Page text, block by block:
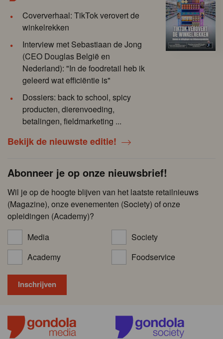
Coververhaal: TikTok verovert de
winkelrekken
Interview met Sebastiaan de Jong
(CEO Douglas België en
Nederland): "In de foodretail heb ik
geleerd wat efficiëntie is"
Dossiers: back to school, spicy
producten, dierenvoeding,
betalingen, fieldmarketing ...
Bekijk de nieuwste editie!
Abonneer je op onze nieuwsbrief!
Wil je op de hoogte blijven van het laatste retailnieuws
(Magazine), onze evenementen (Society) of onze
opleidingen (Academy)?
Media
Society
Academy
Foodservice